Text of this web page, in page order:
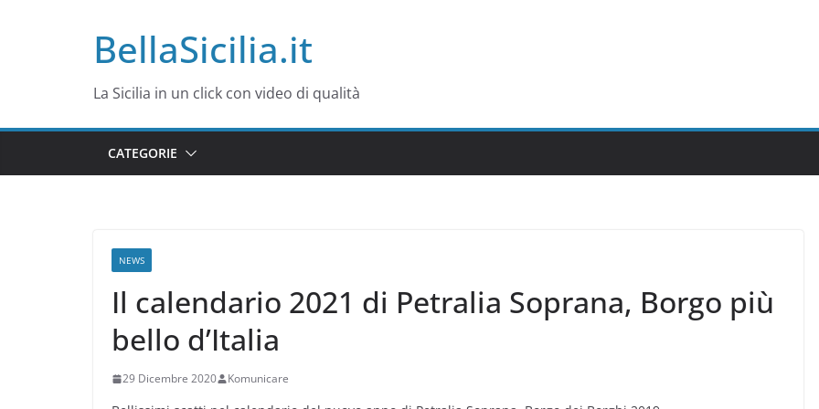
BellaSicilia.it
La Sicilia in un click con video di qualità
CATEGORIE
NEWS
Il calendario 2021 di Petralia Soprana, Borgo più
bello d’Italia
29 Dicembre 2020 Komunicare